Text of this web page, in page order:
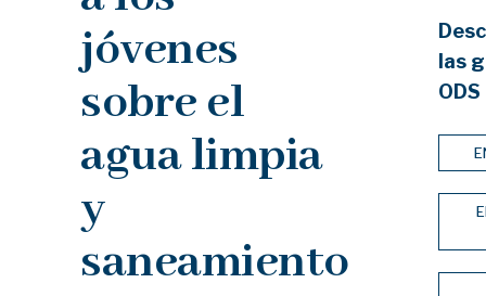
jóvenes
sobre el
agua limpia
y
saneamiento
las
ODS